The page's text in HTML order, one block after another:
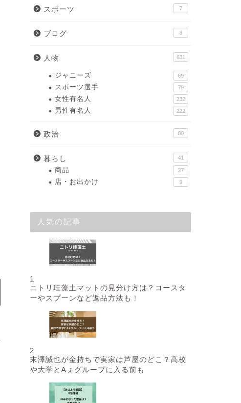
スポーツ 7
ブログ 8
人物 631
ジャニーズ 69
スポーツ選手 79
女性有名人 232
男性有名人 222
政治 80
暮らし 41
商品 27
店・お出かけ 9
人気の記事
1
ニトリ珪藻土マットの見分け方は？コースタ
ーやスプーンなど返品方法も！
2
末澤誠也が金持ちで実家は芦屋のどこ？高校
や大学とAぇグループに入る前も